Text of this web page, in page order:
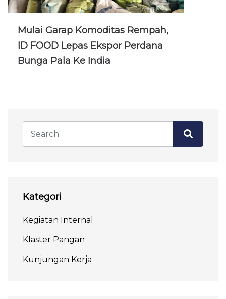
Mulai Garap Komoditas Rempah,
ID FOOD Lepas Ekspor Perdana
Bunga Pala Ke India
Kategori
Kegiatan Internal
Klaster Pangan
Kunjungan Kerja